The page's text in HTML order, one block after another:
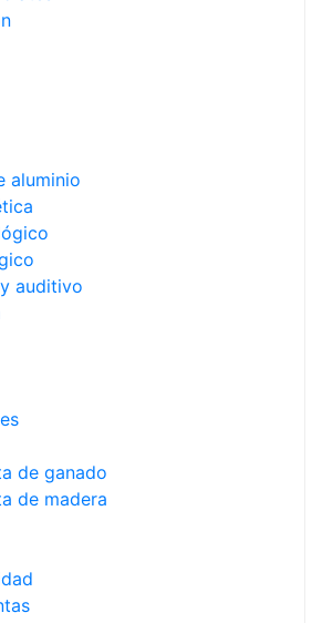
aluminio
auditivo
de ganado
de madera